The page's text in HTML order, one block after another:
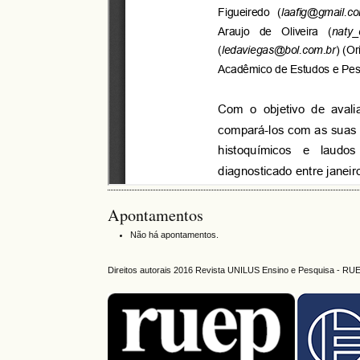
Apontamentos
Não há apontamentos.
Direitos autorais 2016 Revista UNILUS Ensino e Pesquisa -